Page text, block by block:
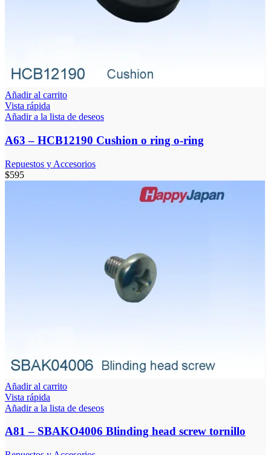
Añadir al carrito
Vista rápida
Añadir a la lista de deseos
A63 – HCB12190 Cushion o ring o-ring
Repuestos y Accesorios
$595
Añadir al carrito
Vista rápida
Añadir a la lista de deseos
A81 – SBAKO4006 Blinding head screw tornillo